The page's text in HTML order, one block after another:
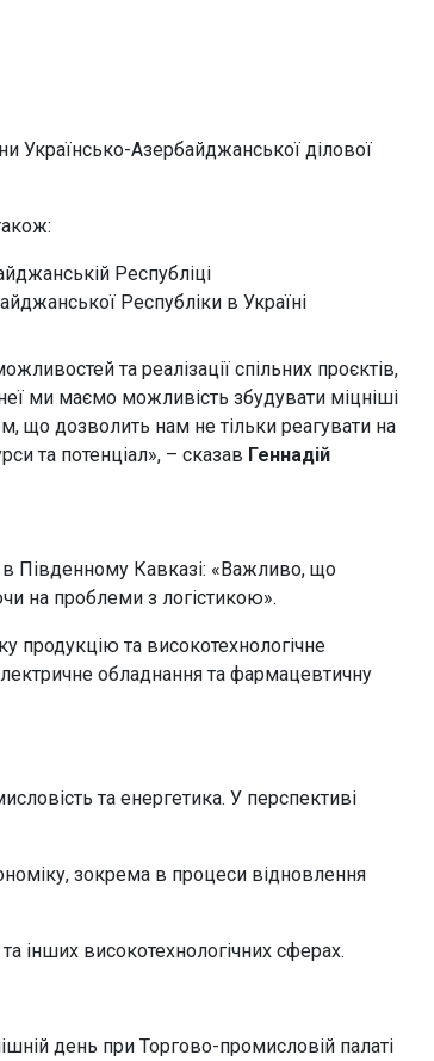
Українсько-Азербайджанської ділової
Республіці
Республіки в Україні
та реалізації спільних проєктів,
ми маємо можливість збудувати міцніші
що дозволить нам не тільки реагувати на
та потенціал», – сказав Геннадій
в Південному Кавказі: «Важливо, що
на проблеми з логістикою».
продукцію та високотехнологічне
обладнання та фармацевтичну
та енергетика. У перспективі
зокрема в процеси відновлення
інших високотехнологічних сферах.
день при Торгово-промисловій палаті